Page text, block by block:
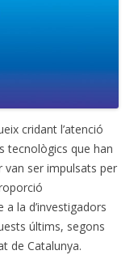
cridant l’atenció
tecnològics que han
ser impulsats per
la d’investigadors
últims, segons
de Catalunya.